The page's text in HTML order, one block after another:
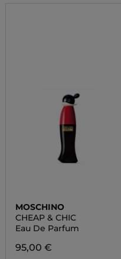
MOSCHINO
CHEAP & CHIC
Eau De Parfum
95,00 €